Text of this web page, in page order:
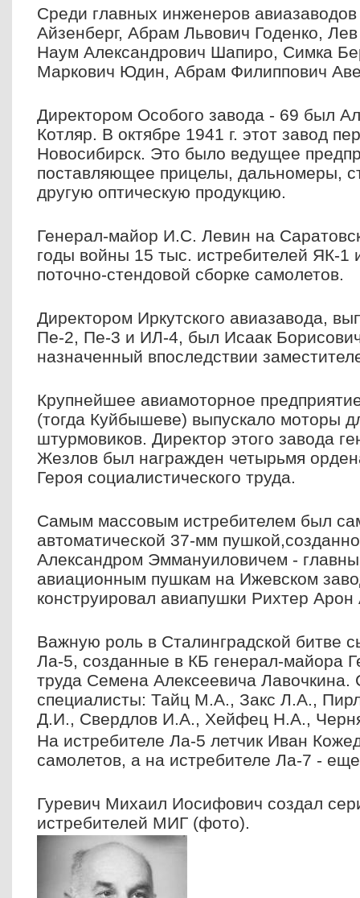
Среди главных инженеров
Айзенберг, Абрам Львович Годенко,
Наум Александрович Шапиро, Симка
Маркович Юдин, Абрам Филиппович
Директором Особого завода - 69 был
Котляр. В октябре 1941 г. этот завод
Новосибирск. Это было ведущее
поставляющее прицелы, дальномеры,
другую оптическую продукцию.
Генерал-майор И.С. Левин на
годы войны 15 тыс. истребителей ЯК-1
поточно-стендовой сборке самолетов.
Директором Иркутского авиазавода,
Пе-2, Пе-3 и ИЛ-4, был Исаак
назначенный впоследствии
Крупнейшее авиамоторное
(тогда Куйбышеве) выпускало моторы
штурмовиков. Директор этого завода
Жезлов был награжден четырьмя
Героя социалистического труда.
Самым массовым истребителем был
автоматической 37-мм
Александром Эммануиловичем -
авиационным пушкам на Ижевском
конструировал авиапушки Рихтер
Важную роль в Сталинградской битве
Ла-5, созданные в КБ генерал-майора
труда Семена Алексеевича Лавочкина.
специалисты: Тайц М.А., Закс Л.А.,
Д.И., Свердлов И.А., Хейфец Н.А.,
На истребителе Ла-5 летчик Иван
самолетов, а на истребителе Ла-7 -
Гуревич Михаил Иосифович создал
истребителей МИГ (фото).